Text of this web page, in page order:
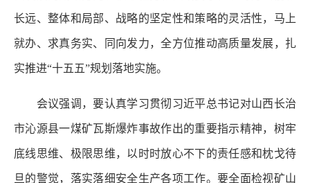
长远、整体和局部、战略的坚定性和策略的灵活性，马上
就办、求真务实、同向发力，全方位推动高质量发展，扎
实推进“十五五”规划落地实施。
会议强调，要认真学习贯彻习近平总书记对山西长治
市沁源县一煤矿瓦斯爆炸事故作出的重要指示精神，树牢
底线思维、极限思维，以时时放心不下的责任感和枕戈待
旦的警觉，落实落细安全生产各项工作。要全面检视矿山